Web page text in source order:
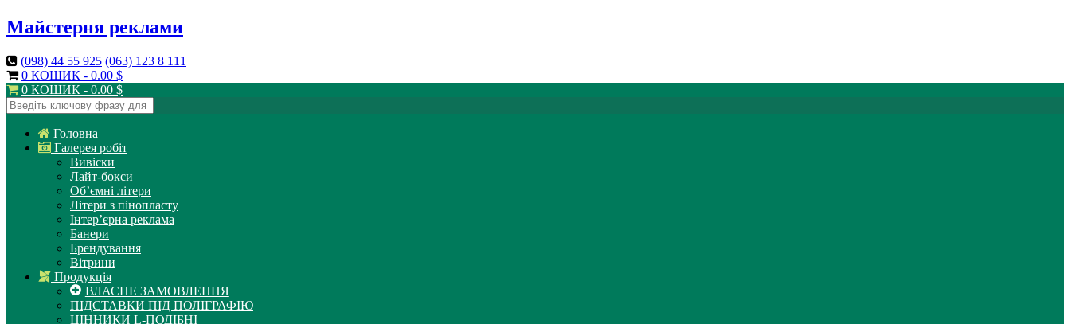
Майстерня реклами
(098) 44 55 925 (063) 123 8 111
0 КОШИК - 0.00 $
0 КОШИК - 0.00 $
Головна
Галерея робіт
Вивіски
Лайт-бокси
Об’ємні літери
Літери з пінопласту
Інтер’єрна реклама
Банери
Брендування
Вітрини
Продукція
ВЛАСНЕ ЗАМОВЛЕННЯ
ПІДСТАВКИ ПІД ПОЛІГРАФІЮ
ЦІННИКИ L-ПОДІБНІ